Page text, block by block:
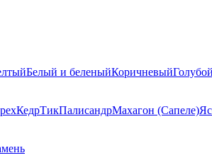
Белый и беленыйКоричневыйГолубой
КедрТикПалисандрМахагон (Сапеле)